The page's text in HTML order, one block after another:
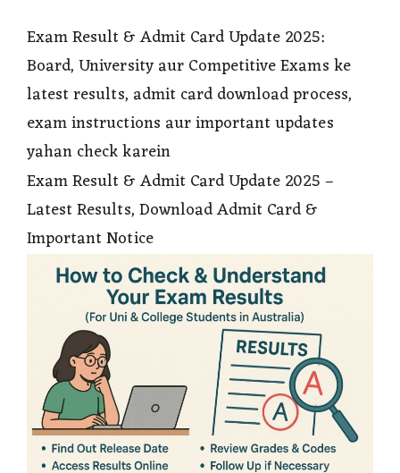
Exam Result & Admit Card Update 2025:
Board, University aur Competitive Exams ke
latest results, admit card download process,
exam instructions aur important updates
yahan check karein
Exam Result & Admit Card Update 2025 –
Latest Results, Download Admit Card &
Important Notice